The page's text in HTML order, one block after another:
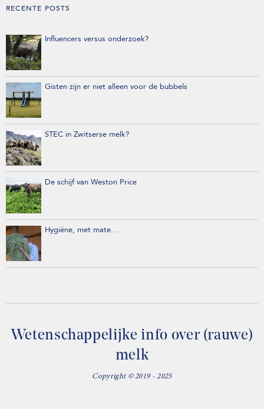
RECENTE POSTS
Influencers versus onderzoek?
Gisten zijn er niet alleen voor de bubbels
STEC in Zwitserse melk?
De schijf van Weston Price
Hygiëne, met mate…
Wetenschappelijke info over (rauwe)
melk
Copyright © 2019 - 2025